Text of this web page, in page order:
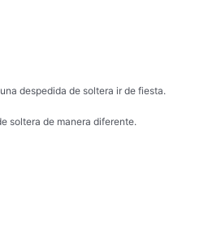
despedida de soltera ir de fiesta.
soltera de manera diferente.